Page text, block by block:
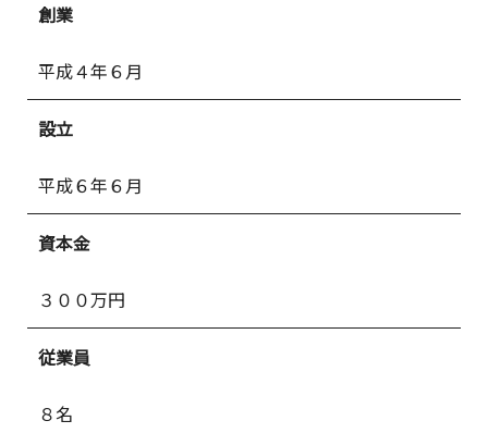
創業
平成４年６月
設立
平成６年６月
資本金
３００万円
従業員
８名